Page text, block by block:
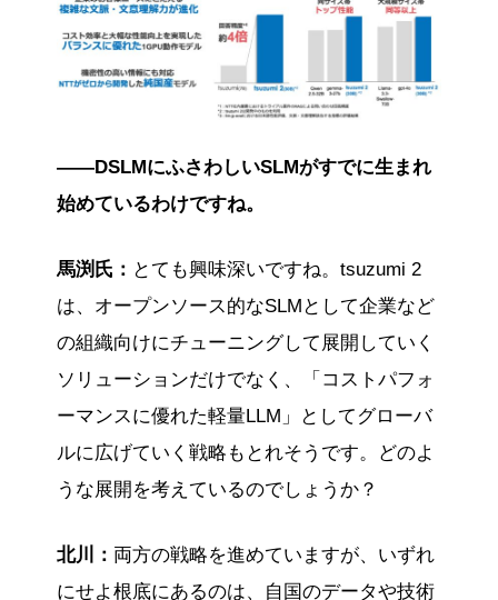
――DSLMにふさわしいSLMがすでに生まれ
始めているわけですね。
馬渕氏： とても興味深いですね。tsuzumi 2
は、オープンソース的なSLMとして企業など
の組織向けにチューニングして展開していく
ソリューションだけでなく、「コストパフォ
ーマンスに優れた軽量LLM」としてグローバ
ルに広げていく戦略もとれそうです。どのよ
うな展開を考えているのでしょうか？
北川： 両方の戦略を進めていますが、いずれ
にせよ根底にあるのは、自国のデータや技術